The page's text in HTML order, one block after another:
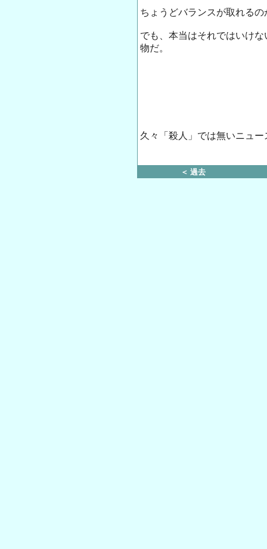
ちょうどバランスが取れる
でも、本当はそれではいけ
物だ。
久々「殺人」では無いニュ
＜ 過去